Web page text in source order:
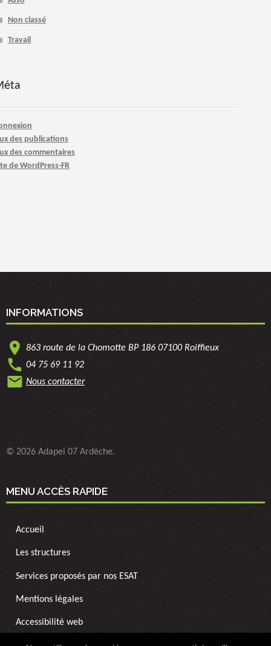
Non classé
Travail
des publications
des commentaires
de WordPress-FR
INFORMATIONS
location_on 863 route de la Chomotte BP 186 07100 Roiffieux
call 04 75 69 11 92
mail Nous contacter
© 2026 Adapei 07 Ardèche.
MENU ACCÈS RAPIDE
Accueil
Les structures
Services proposés par nos ESAT
Mentions légales
Accessibilité web